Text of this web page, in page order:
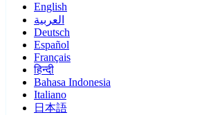
English
العربية
Deutsch
Español
Français
हिन्दी
Bahasa Indonesia
Italiano
日本語